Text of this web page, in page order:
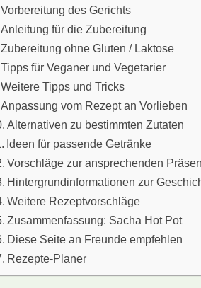
Vorbereitung des Gerichts
Anleitung für die Zubereitung
Zubereitung ohne Gluten / Laktose
Tipps für Veganer und Vegetarier
Weitere Tipps und Tricks
Anpassung vom Rezept an Vorlieben
Alternativen zu bestimmten Zutaten
Ideen für passende Getränke
Vorschläge zur ansprechenden
Hintergrundinformationen zur
Weitere Rezeptvorschläge
Zusammenfassung: Sacha Hot Pot
Diese Seite an Freunde empfehlen
Rezepte-Planer